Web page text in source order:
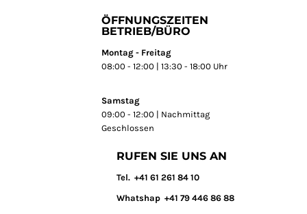
ÖFFNUNGSZEITEN
BETRIEB/BÜRO
Montag - Freitag
08:00 - 12:00 | 13:30 - 18:00 Uhr
Samstag
09:00 - 12:00 | Nachmittag
Geschlossen
RUFEN SIE UNS AN
Tel. +41 61 261 84 10
Whatshap +41 79 446 86 88